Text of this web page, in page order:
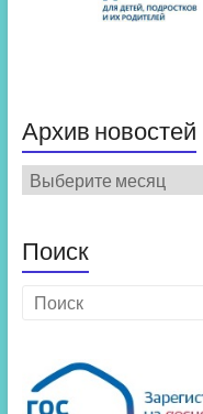
Архив новостей
Архив
новостей
Поиск